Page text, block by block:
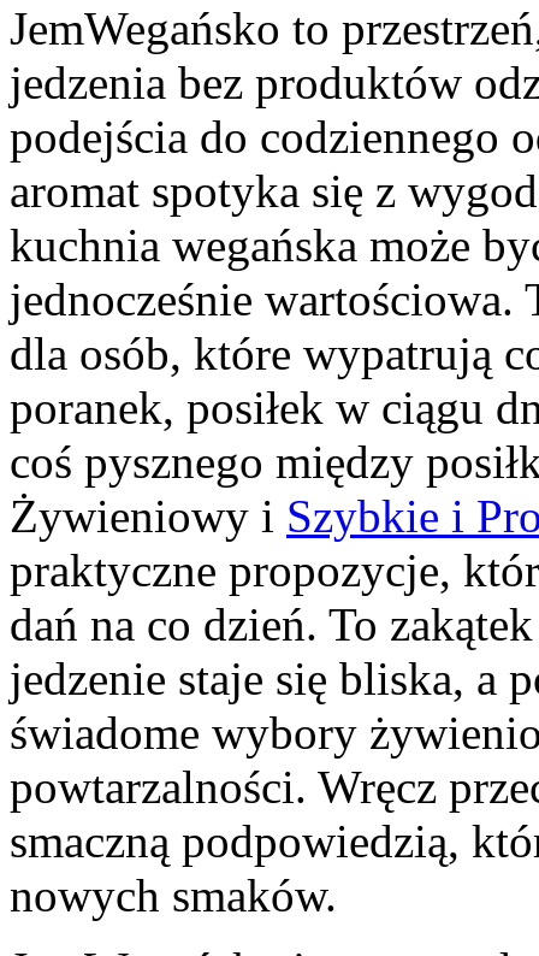
JemWegańsko to
jedzenia bez produktów
podejścia do codziennego
aromat spotyka się z
kuchnia wegańska może
jednocześnie
dla osób, które wypatrują
poranek, posiłek w ciągu
coś pysznego między
Żywieniowy i Szybkie i
praktyczne propozycje,
dań na co dzień. To
jedzenie staje się bliska, a
świadome wybory
powtarzalności. Wręcz
smaczną podpowiedzią,
nowych smaków.